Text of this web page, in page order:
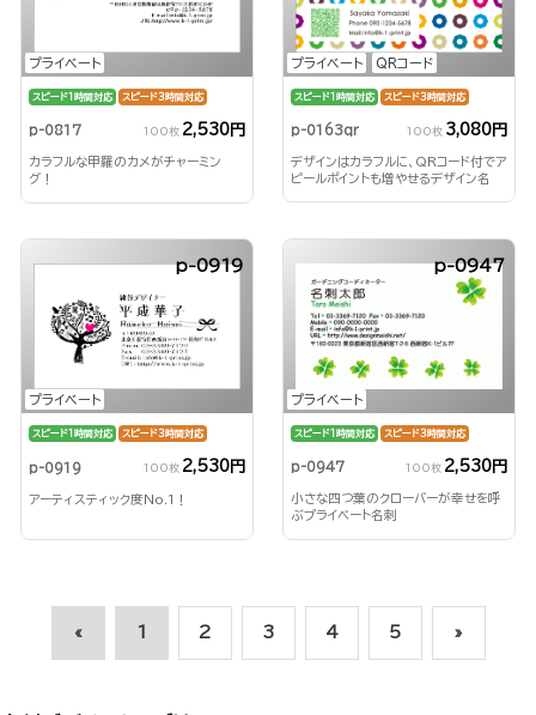
プライベート
スピード1時間対応 スピード3時間対応
p-0817 100枚 2,530円
カラフルな甲羅のカメがチャーミン
グ！
プライベート QRコード
スピード1時間対応 スピード3時間対応
p-0163qr 100枚 3,080円
デザインはカラフルに、QRコード付でア
ピールポイントも増やせるデザイン名
プライベート
p-0919
スピード1時間対応 スピード3時間対応
p-0919 100枚 2,530円
アーティスティック度No.1！
プライベート
p-0947
スピード1時間対応 スピード3時間対応
p-0947 100枚 2,530円
小さな四つ葉のクローバーが幸せを呼
ぶプライベート名刺
« 1 2 3 4 5 »